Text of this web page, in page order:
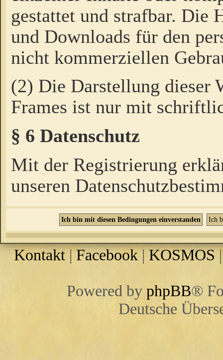
gestattet und strafbar. Die
und Downloads für den
nicht kommerziellen
(2) Die Darstellung dieser
Frames ist nur mit
§ 6 Datenschutz
Mit der Registrierung
unseren
Kontakt |Facebook | KOSMOS
Powered by phpBB®
Deutsche